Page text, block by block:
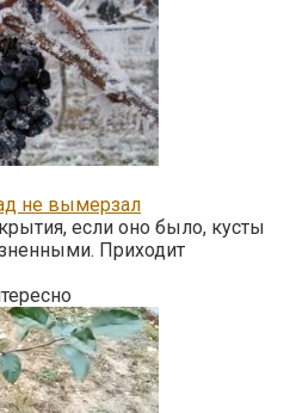
не вымерзал
если оно было, кусты
Приходит